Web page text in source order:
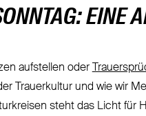
EINE
aufstellen oder
Trauerkultur und wie wir
steht das Licht für